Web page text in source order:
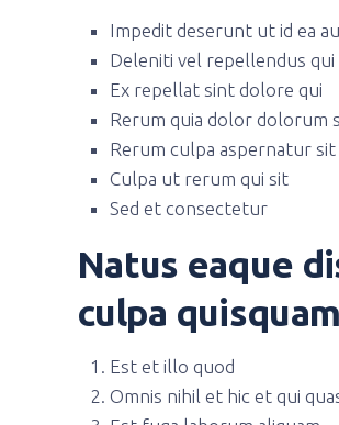
Impedit deserunt ut id ea
Deleniti vel repellendus qui
Ex repellat sint dolore qui
Rerum quia dolor dolorum
Rerum culpa aspernatur sit
Culpa ut rerum qui sit
Sed et consectetur
Natus eaque
culpa
Est et illo quod
Omnis nihil et hic et qui